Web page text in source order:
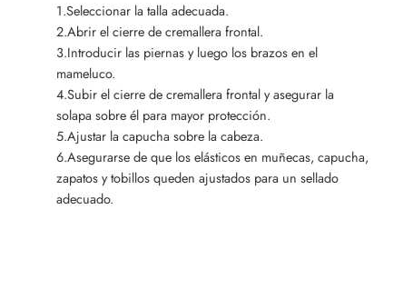
1.Seleccionar la talla adecuada.
2.Abrir el cierre de cremallera frontal.
3.Introducir las piernas y luego los brazos en el
mameluco.
4.Subir el cierre de cremallera frontal y asegurar la
solapa sobre él para mayor protección.
5.Ajustar la capucha sobre la cabeza.
6.Asegurarse de que los elásticos en muñecas, capucha,
zapatos y tobillos queden ajustados para un sellado
adecuado.